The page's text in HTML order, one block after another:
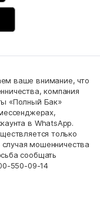
ваше внимание, что
компания
«Полный Бак»
в WhatsApp.
только
мошенничества
сообщать
550-09-14